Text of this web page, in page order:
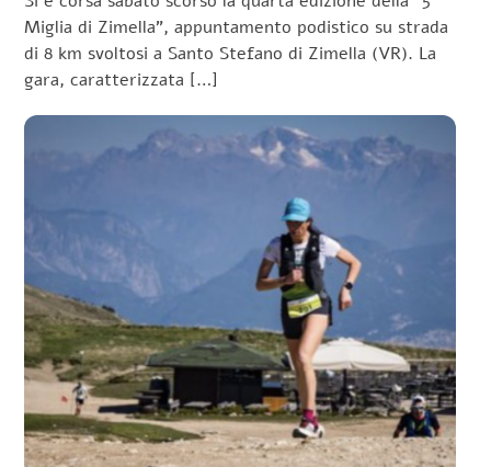
Miglia di Zimella”, appuntamento podistico su strada
di 8 km svoltosi a Santo Stefano di Zimella (VR). La
gara, caratterizzata […]